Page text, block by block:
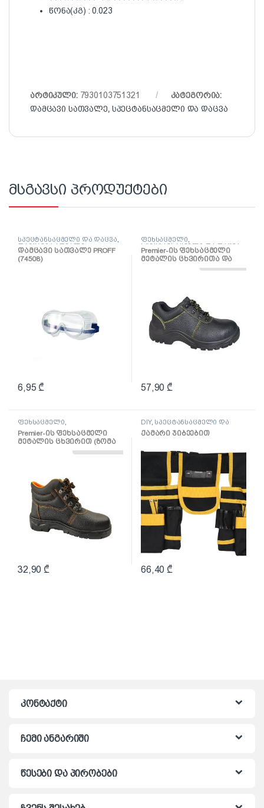
წონა(კგ) : 0.023
არტიკული: 7930103751321
კატეგორია:
დამცავი სათვალე, სპეცტანსაცმელი და დაცვა
მსგავსი პროდუქტები
სპეცტანსაცმელი და დაცვა
დამცავი სათვალე
დამცავი სათვალე PROFF
(74508)
6,95 ₾
ფეხსაცმელი
სპეცტანსაცმელი და დაცვა
Premier-ის ფეხსაცმელი
მეტალის ცხვირითა და
შუაძირით (ზომა 45)
57,90 ₾
ფეხსაცმელი
სპეცტანსაცმელი და დაცვა
Premier-ის ფეხსაცმელი
მეტალის ცხვირით (ზომა
32,90 ₾
DIY, სპეცტანსაცმელი და
დაცვა
ქამარი ჯიბეებით
66,40 ₾
კონტაქტი
ჩემი ანგარიში
წესები და პირობები